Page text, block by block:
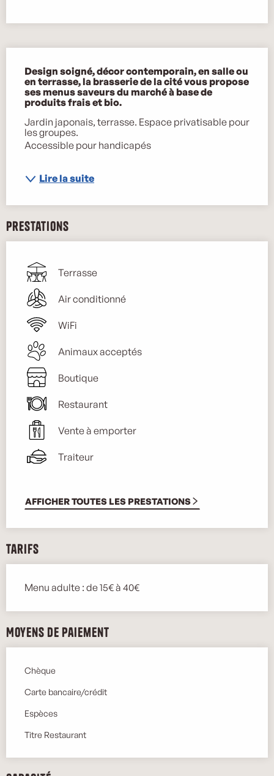
Design soigné, décor contemporain, en salle ou
en terrasse, la brasserie de la cité vous propose
ses menus saveurs du marché à base de
produits frais et bio.
Jardin japonais, terrasse. Espace privatisable pour
les groupes.
Accessible pour handicapés
Lire la suite
Prestations
Terrasse
Air conditionné
WiFi
Animaux acceptés
Boutique
Restaurant
Vente à emporter
Traiteur
AFFICHER TOUTES LES PRESTATIONS
Tarifs
Menu adulte : de 15€ à 40€
Moyens de paiement
Chèque
Carte bancaire/crédit
Espèces
Titre Restaurant